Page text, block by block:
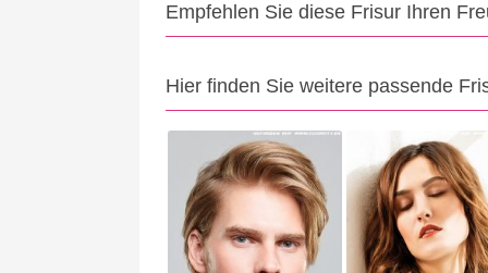
Empfehlen Sie diese Frisur Ihren
Hier finden Sie weitere passende